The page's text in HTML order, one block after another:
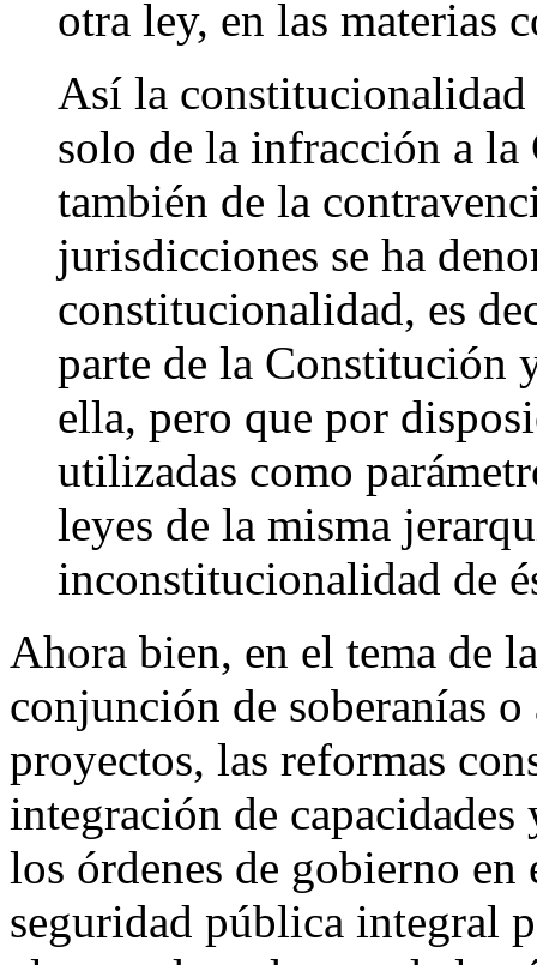
otra ley, en las materias
Así la constitucionalidad
solo de la infracción a
también de la
jurisdicciones se ha
constitucionalidad, es
parte de la Constitución
ella, pero que por
utilizadas como
leyes de la misma
inconstitucionalidad de
Ahora bien, en el tema de
conjunción de soberanías
proyectos, las reformas
integración de
los órdenes de gobierno en
seguridad pública integral